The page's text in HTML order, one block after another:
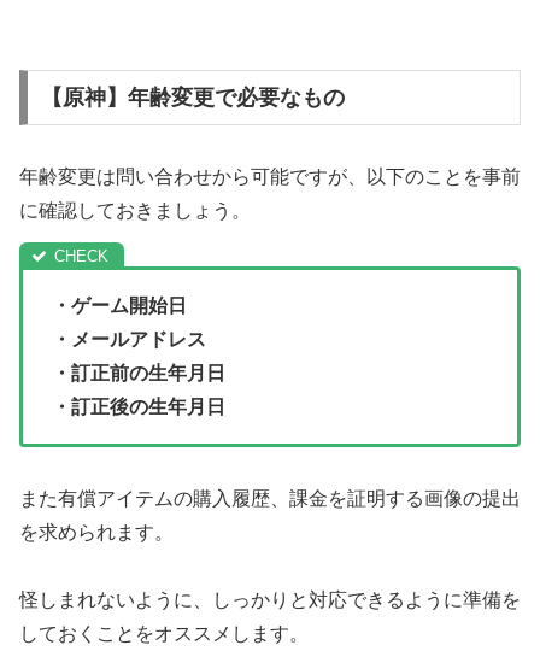
【原神】年齢変更で必要なもの
年齢変更は問い合わせから可能ですが、以下のことを事前
に確認しておきましょう。
・ゲーム開始日
・メールアドレス
・訂正前の生年月日
・訂正後の生年月日
また有償アイテムの購入履歴、課金を証明する画像の提出
を求められます。
怪しまれないように、しっかりと対応できるように準備を
しておくことをオススメします。